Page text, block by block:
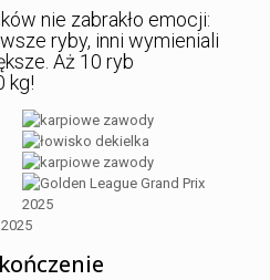
nie zabrakło emocji:
ryby, inni wymieniali
Aż 10 ryb
kg!